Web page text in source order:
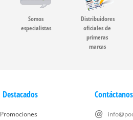
Somos
especialistas
Distribuidores
oficiales de
primeras
marcas
Destacados
Promociones
Contáctanos